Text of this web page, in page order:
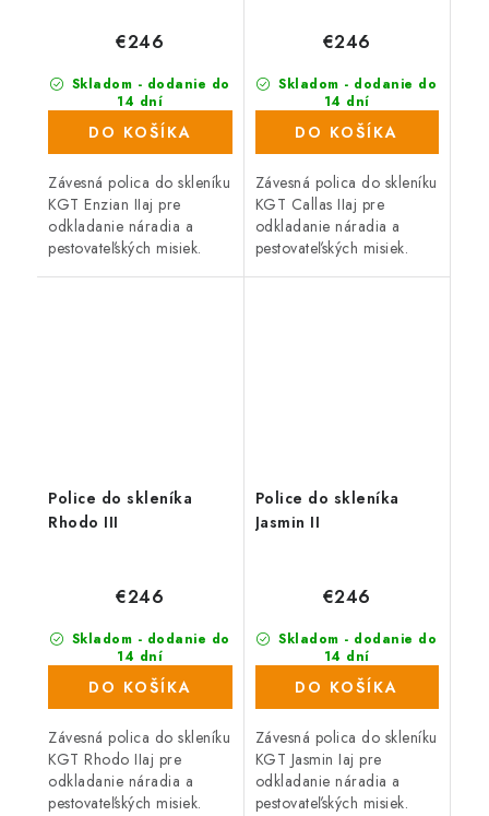
Skladom - dodanie do
14 dní
€246
DO KOŠÍKA
Závesná polica do skleníku
KGT Enzian IIaj pre
odkladanie náradia a
pestovateľských misiek.
Skladom - dodanie do
14 dní
€246
DO KOŠÍKA
Závesná polica do skleníku
KGT Callas IIaj pre
odkladanie náradia a
pestovateľských misiek.
Police do skleníka
Rhodo III
Skladom - dodanie do
14 dní
€246
DO KOŠÍKA
Závesná polica do skleníku
KGT Rhodo IIaj pre
odkladanie náradia a
pestovateľských misiek.
Police do skleníka
Jasmin II
Skladom - dodanie do
14 dní
€246
DO KOŠÍKA
Závesná polica do skleníku
KGT Jasmin Iaj pre
odkladanie náradia a
pestovateľských misiek.